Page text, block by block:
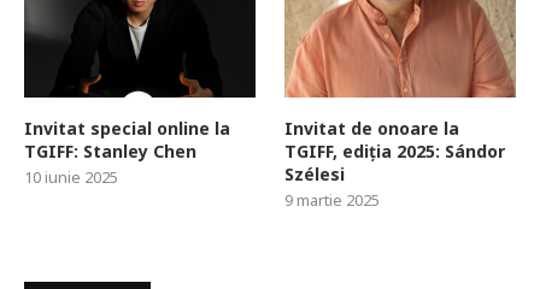
Invitat special online la
TGIFF: Stanley Chen
10 iunie 2025
Invitat de onoare la
TGIFF, ediția 2025: Sándor
Szélesi
9 martie 2025